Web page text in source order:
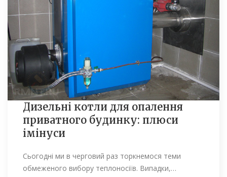
Дизельні котли для опалення
приватного будинку: плюси
імінуси
Сьогодні ми в черговий раз торкнемося теми
обмеженого вибору теплоносіїв. Випадки,…